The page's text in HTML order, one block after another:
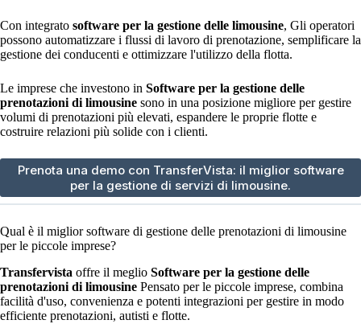
Con integrato software per la gestione delle limousine, Gli operatori
possono automatizzare i flussi di lavoro di prenotazione, semplificare la
gestione dei conducenti e ottimizzare l'utilizzo della flotta.
Le imprese che investono in Software per la gestione delle
prenotazioni di limousine sono in una posizione migliore per gestire
volumi di prenotazioni più elevati, espandere le proprie flotte e
costruire relazioni più solide con i clienti.
Prenota una demo con TransferVista: il miglior software
per la gestione di servizi di limousine.
Qual è il miglior software di gestione delle prenotazioni di limousine
per le piccole imprese?
Transfervista offre il meglio Software per la gestione delle
prenotazioni di limousine Pensato per le piccole imprese, combina
facilità d'uso, convenienza e potenti integrazioni per gestire in modo
efficiente prenotazioni, autisti e flotte.